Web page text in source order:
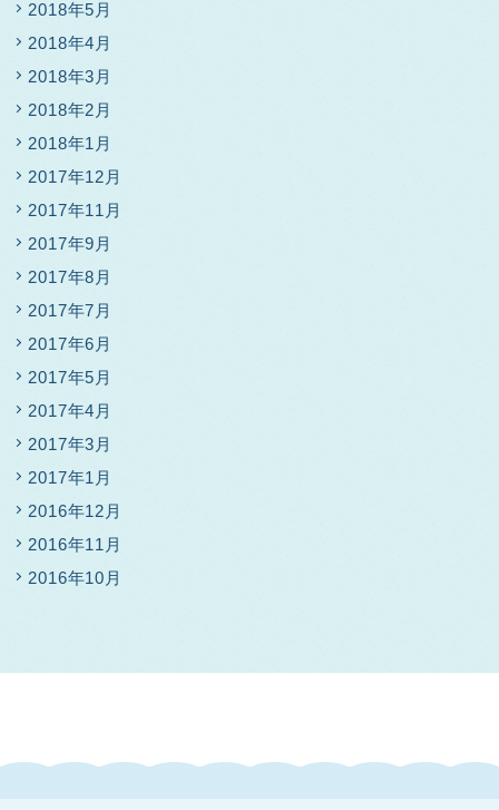
2018年5月
2018年4月
2018年3月
2018年2月
2018年1月
2017年12月
2017年11月
2017年9月
2017年8月
2017年7月
2017年6月
2017年5月
2017年4月
2017年3月
2017年1月
2016年12月
2016年11月
2016年10月